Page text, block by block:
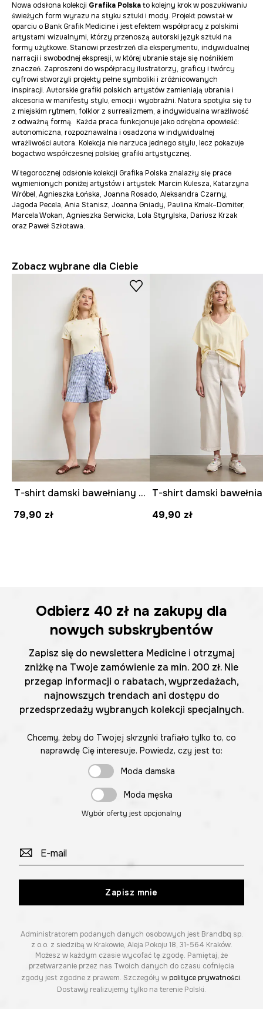
Nowa odsłona kolekcji Grafika Polskato kolejny krok w poszukiwaniu
świeżych form wyrazu na styku sztuki i mody. Projekt powstał w
oparciu o Bank Grafik Medicine i jest efektem współpracy z polskimi
artystami wizualnymi, którzy przenoszą autorski język sztuki na
formy użytkowe. Stanowi przestrzeń dla eksperymentu, indywidualnej
narracji i swobodnej ekspresji, w której ubranie staje się nośnikiem
znaczeń. Zaproszeni do współpracy ilustratorzy, graficy i twórcy
cyfrowi stworzyli projekty pełne symboliki i zróżnicowanych
inspiracji. Autorskie grafiki polskich artystów zamieniają ubrania i
akcesoria w manifesty stylu, emocji i wyobraźni. Natura spotyka się tu
z miejskim rytmem, folklor z surrealizmem, a indywidualna wrażliwość
z odważną formą. Każda praca funkcjonuje jako odrębna opowieść:
autonomiczna, rozpoznawalna i osadzona w indywidualnej
wrażliwości autora. Kolekcja nie narzuca jednego stylu, lecz pokazuje
bogactwo współczesnej polskiej grafiki artystycznej.
W tegorocznej odsłonie kolekcji Grafika Polska znalazły się prace
wymienionych poniżej artystów i artystek: Marcin Kulesza, Katarzyna
Wróbel, Agnieszka Łońska, Joanna Rosado, Aleksandra Czarny,
Jagoda Pecela, Ania Stanisz, Joanna Gniady, Paulina Kmak–Domiter,
Marcela Wokan, Agnieszka Serwicka, Lola Styrylska, Dariusz Krzak
oraz Paweł Szłotawa.
Zobacz wybrane dla Ciebie
T-shirt damski bawełniany z elastanem z motywem owoców
79,90 zł
49,90 zł
Odbierz 40 zł na zakupy dla
nowych subskrybentów
Zapisz się do newslettera Medicine i otrzymaj
zniżkę na Twoje zamówienie za min. 200 zł. Nie
przegap informacji o rabatach, wyprzedażach,
najnowszych trendach ani dostępu do
przedsprzedaży wybranych kolekcji specjalnych.
Chcemy, żeby do Twojej skrzynki trafiało tylko to, co
naprawdę Cię interesuje. Powiedz, czy jest to:
Moda damska
Moda męska
Wybór oferty jest opcjonalny
Zapisz mnie
Administratorem podanych danych osobowych jest Brandbq sp.
z o.o. z siedzibą w Krakowie, Aleja Pokoju 18, 31-564 Kraków.
Możesz w każdym czasie wycofać tę zgodę. Pamiętaj, że
przetwarzanie przez nas Twoich danych do czasu cofnięcia
zgody jest zgodne z prawem. Szczegóły w polityce prywatności.
Dostawy realizujemy tylko na terenie Polski.